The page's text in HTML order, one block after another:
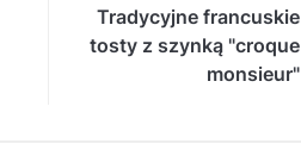
Tradycyjne francuskie
tosty z szynką "croque
monsieur"